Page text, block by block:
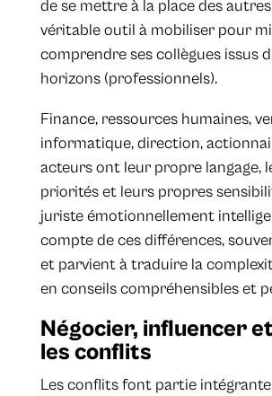
de se mettre à la place des
véritable outil à mobiliser pour
comprendre ses collègues issus
horizons (professionnels).
Finance, ressources humaines,
informatique, direction,
acteurs ont leur propre langage,
priorités et leurs propres
juriste émotionnellement
compte de ces différences,
et parvient à traduire la
en conseils compréhensibles et
Négocier, influencer
les conflits
Les conflits font partie intégrante